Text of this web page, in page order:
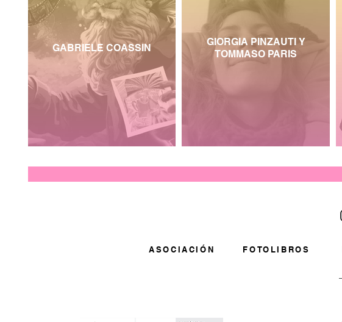
GABRIELE COASSIN
GIORGIA PINZAUTI Y
TOMMASO PARIS
ASOCIACIÓN FOTOLIBROS